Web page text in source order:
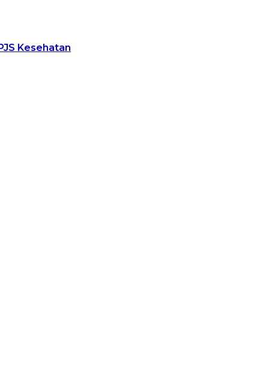
Kesehatan